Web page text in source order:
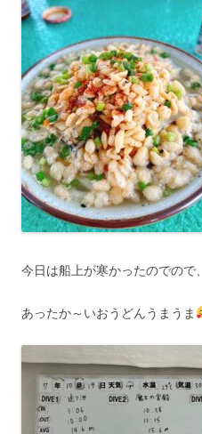
今日は船上が寒かったのでので、
あったか～いおうどんうまうま